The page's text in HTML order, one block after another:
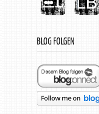
BLOG FOLGEN